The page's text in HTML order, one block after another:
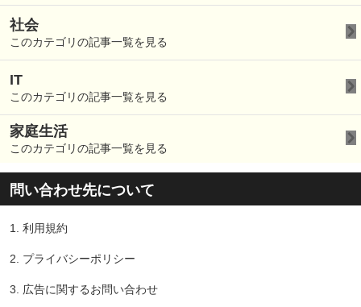
社会
このカテゴリの記事一覧を見る
IT
このカテゴリの記事一覧を見る
家庭生活
このカテゴリの記事一覧を見る
問い合わせ先について
1. 利用規約
2. プライバシーポリシー
3. 広告に関するお問い合わせ